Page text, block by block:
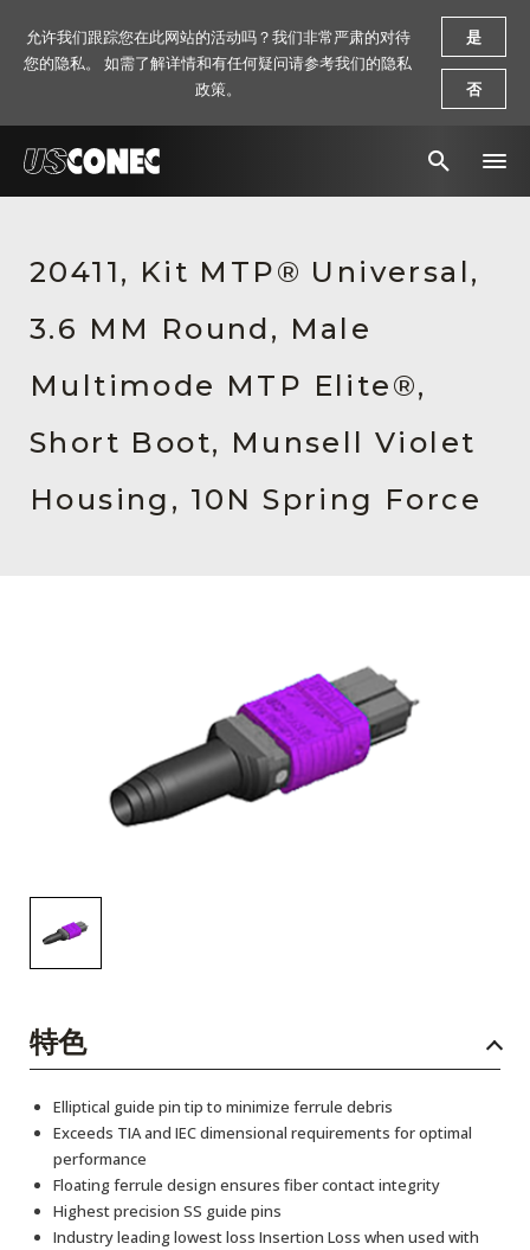
解决方案
产品
资源
关于我们
20411, Kit MTP® Universal,
3.6 MM Round, Male
Multimode MTP Elite®,
Short Boot, Munsell Violet
Housing, 10N Spring Force
特色
Elliptical guide pin tip to minimize ferrule debris
Exceeds TIA and IEC dimensional requirements for optimal
performance
Floating ferrule design ensures fiber contact integrity
Highest precision SS guide pins
Industry leading lowest loss Insertion Loss when used with
允许我们跟踪您在此网站的活动吗？我们非常严肃的对待
您的隐私。 如需了解详情和有任何疑问请参考我们的隐私
政策。
是
否